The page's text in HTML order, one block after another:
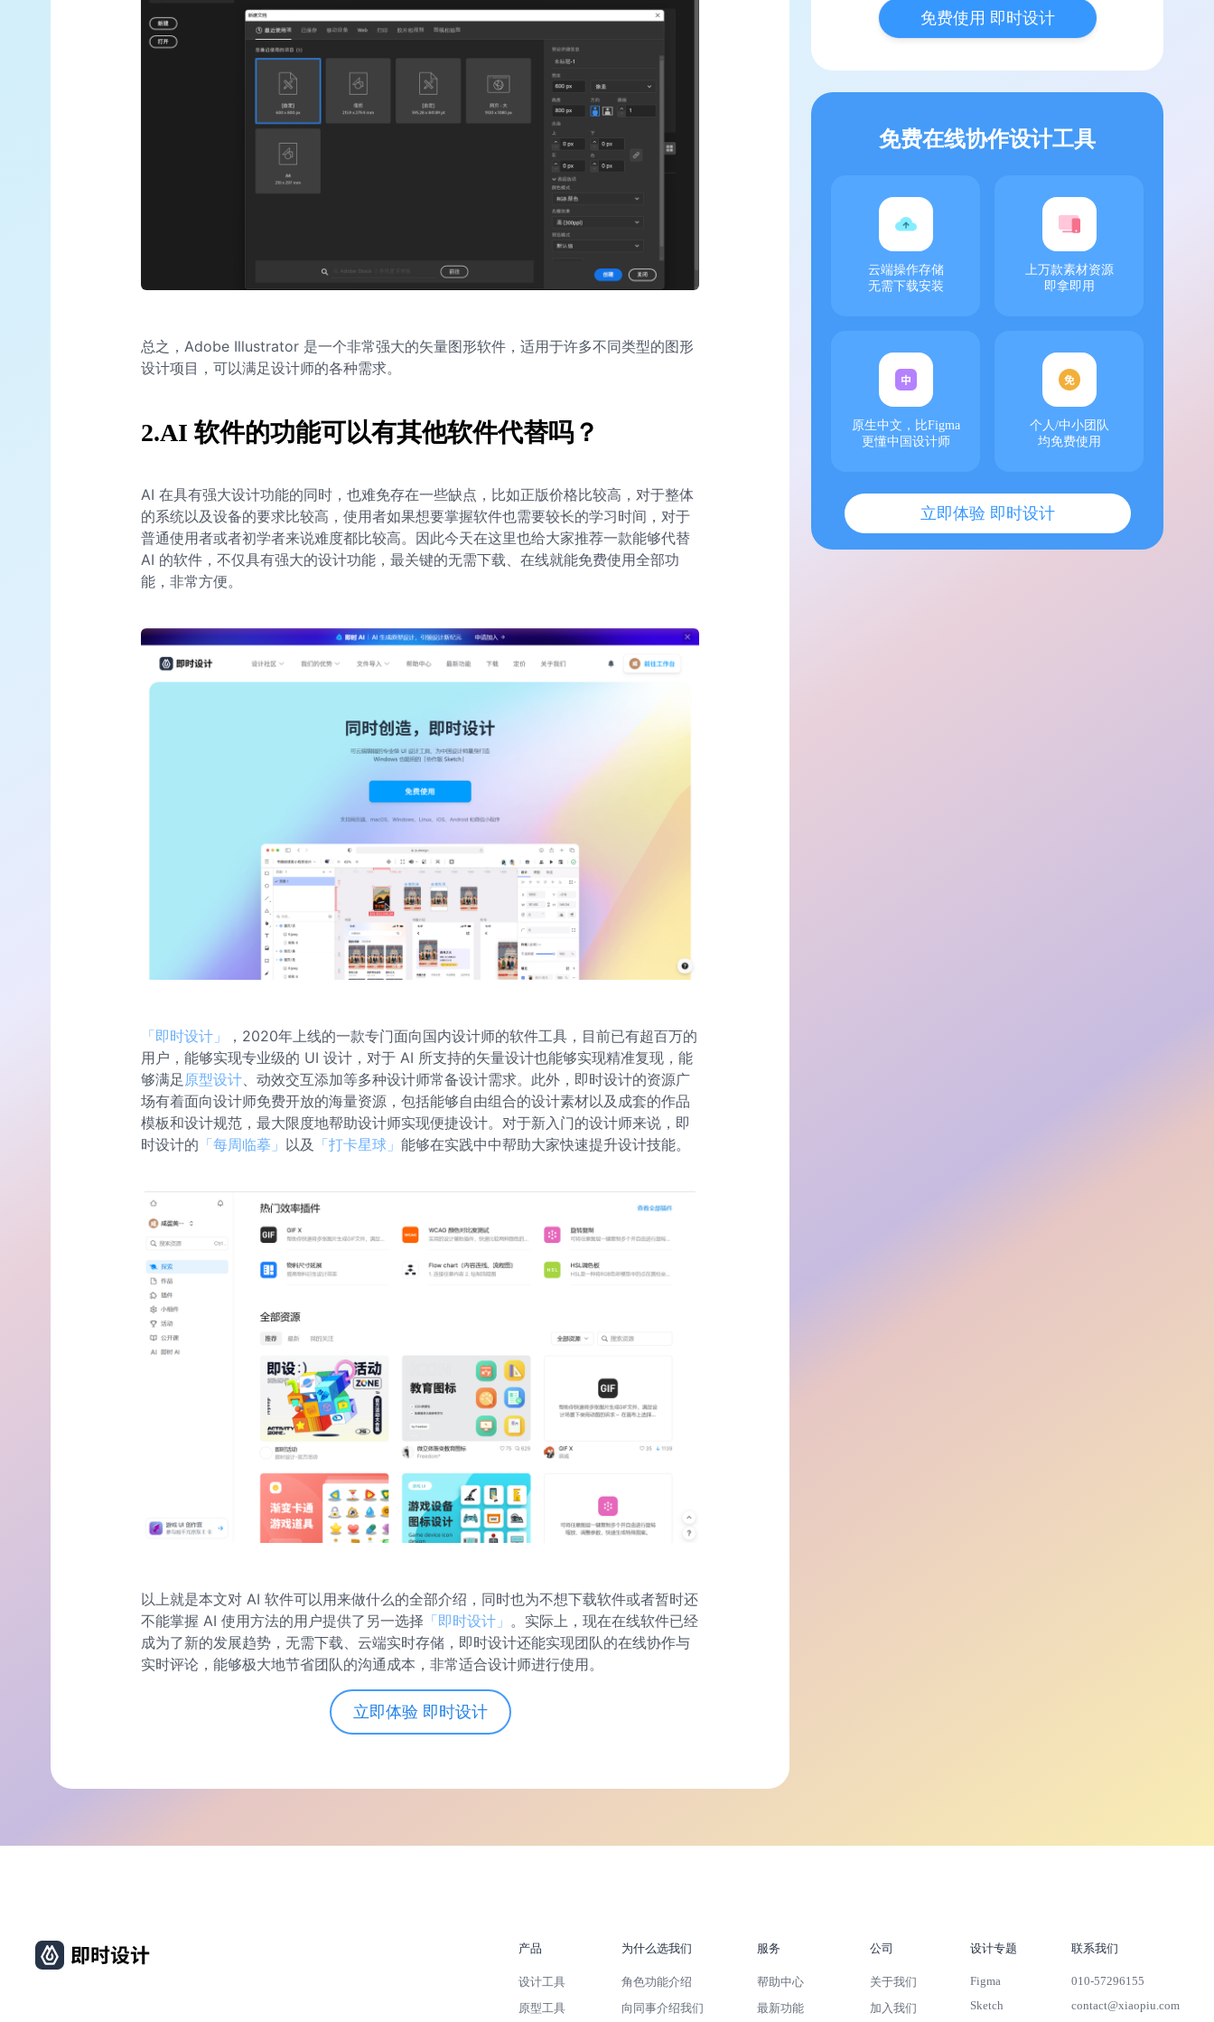
总之，Adobe Illustrator 是一个非常强大的矢量图形软件，适用于许多不同类型的图形
设计项目，可以满足设计师的各种需求。
2.AI 软件的功能可以有其他软件代替吗？
AI 在具有强大设计功能的同时，也难免存在一些缺点，比如正版价格比较高，对于整体
的系统以及设备的要求比较高，使用者如果想要掌握软件也需要较长的学习时间，对于
普通使用者或者初学者来说难度都比较高。因此今天在这里也给大家推荐一款能够代替
AI 的软件，不仅具有强大的设计功能，最关键的无需下载、在线就能免费使用全部功
能，非常方便。
「即时设计」
，2020年上线的一款专门面向国内设计师的软件工具，目前已有超百万的
用户，能够实现专业级的 UI 设计，对于 AI 所支持的矢量设计也能够实现精准复现，能
够满足 原型设计 、动效交互添加等多种设计师常备设计需求。此外，即时设计的资源广
场有着面向设计师免费开放的海量资源，包括能够自由组合的设计素材以及成套的作品
模板和设计规范，最大限度地帮助设计师实现便捷设计。对于新入门的设计师来说，即
时设计的 「每周临摹」 以及 「打卡星球」 能够在实践中中帮助大家快速提升设计技能。
以上就是本文对 AI 软件可以用来做什么的全部介绍，同时也为不想下载软件或者暂时还
不能掌握 AI 使用方法的用户提供了另一选择 「即时设计」 。实际上，现在在线软件已经
成为了新的发展趋势，无需下载、云端实时存储，即时设计还能实现团队的在线协作与
实时评论，能够极大地节省团队的沟通成本，非常适合设计师进行使用。
立即体验 即时设计
免费使用 即时设计
免费在线协作设计工具
云端操作存储
无需下载安装
上万款素材资源
即拿即用
原生中文，比Figma
更懂中国设计师
个人/中小团队
均免费使用
立即体验 即时设计
产品
设计工具
原型工具
为什么选我们
角色功能介绍
向同事介绍我们
服务
帮助中心
最新功能
公司
关于我们
加入我们
设计专题
Figma
Sketch
联系我们
010-57296155
contact@xiaopiu.com